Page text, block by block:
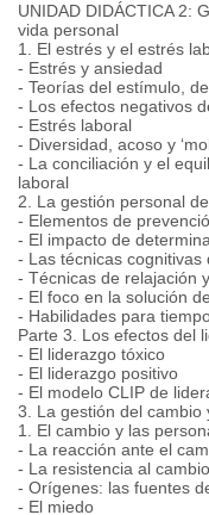
UNIDAD DIDÁCTICA 2:
vida personal
1. El estrés y el estrés
- Estrés y ansiedad
- Teorías del estímulo,
- Los efectos negativos
- Estrés laboral
- Diversidad, acoso y
- La conciliación y el
laboral
2. La gestión personal
- Elementos de
- El impacto de
- Las técnicas
- Técnicas de relajación
- El foco en la solución
- Habilidades para
Parte 3. Los efectos del
- El liderazgo tóxico
- El liderazgo positivo
- El modelo CLIP de
3. La gestión del cambio
1. El cambio y las
- La reacción ante el
- La resistencia al cambio
- Orígenes: las fuentes
- El miedo